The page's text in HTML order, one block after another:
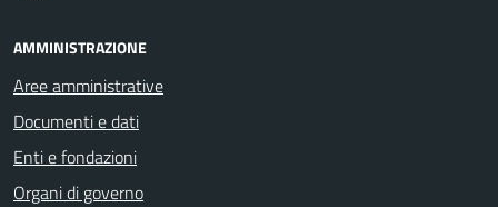
AMMINISTRAZIONE
Aree amministrative
Documenti e dati
Enti e fondazioni
Organi di governo